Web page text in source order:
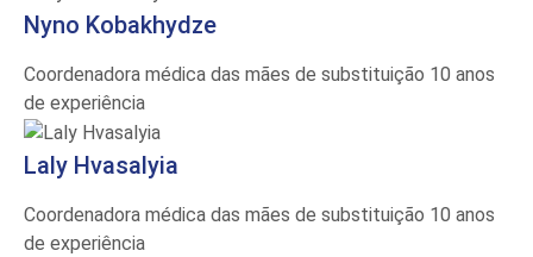
Nyno Kobakhydze
Coordenadora médica das mães de substituição 10 anos
de experiência
Laly Hvasalyia
Coordenadora médica das mães de substituição 10 anos
de experiência